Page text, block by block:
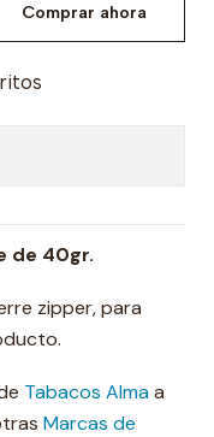
Comprar ahora
de 40gr.
zipper, para
Tabacos Almaa
Marcas de